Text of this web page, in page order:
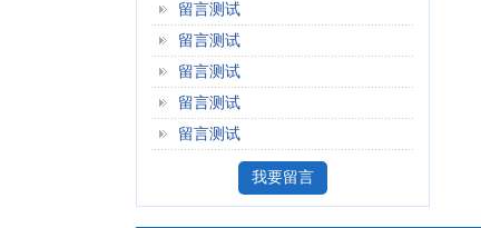
留言测试
留言测试
留言测试
留言测试
留言测试
我要留言